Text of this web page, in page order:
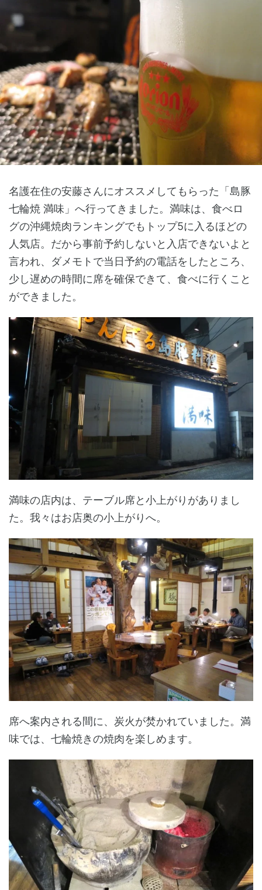
名護在住の安藤さんにオススメしてもらった「島豚
七輪焼 満味」へ行ってきました。満味は、食べロ
グの沖縄焼肉ランキングでもトップ5に入るほどの
人気店。だから事前予約しないと入店できないよと
言われ、ダメモトで当日予約の電話をしたところ、
少し遅めの時間に席を確保できて、食べに行くこと
ができました。
満味の店内は、テーブル席と小上がりがありまし
た。我々はお店奥の小上がりへ。
席へ案内される間に、炭火が焚かれていました。満
味では、七輪焼きの焼肉を楽しめます。